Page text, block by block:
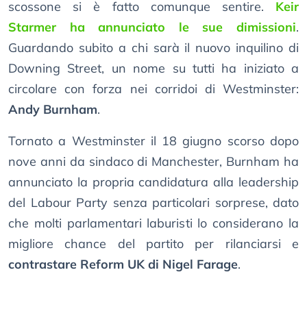
scossone si è fatto comunque sentire. Keir
Starmer ha annunciato le sue dimissioni.
Guardando subito a chi sarà il nuovo inquilino di
Downing Street, un nome su tutti ha iniziato a
circolare con forza nei corridoi di Westminster:
Andy Burnham.
Tornato a Westminster il 18 giugno scorso dopo
nove anni da sindaco di Manchester, Burnham ha
annunciato la propria candidatura alla leadership
del Labour Party senza particolari sorprese, dato
che molti parlamentari laburisti lo considerano la
migliore chance del partito per rilanciarsi e
contrastare Reform UK di Nigel Farage.